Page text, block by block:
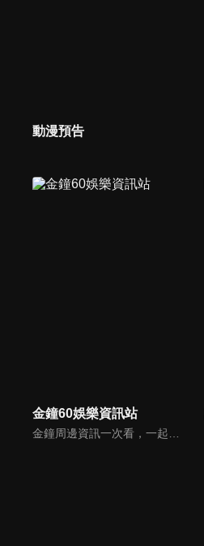
動漫預告
金鐘60娛樂資訊站
金鐘周邊資訊一次看，一起預測金鐘得主！